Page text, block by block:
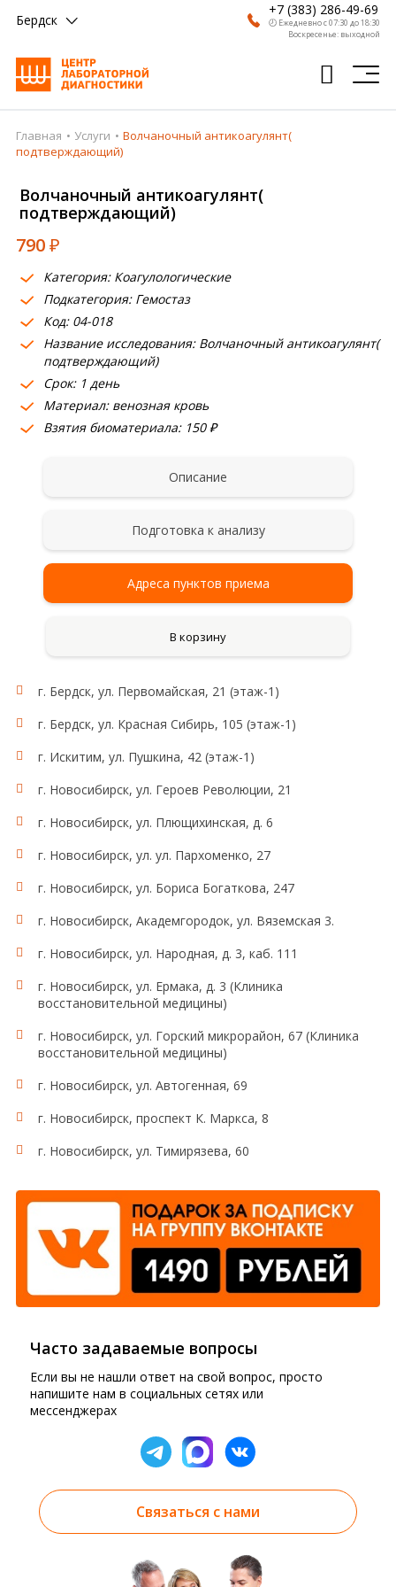
Бердск
+7 (383) 286-49-69
🕗 Ежедневно с 07:30 до 18:30
Воскресенье: выходной
Главная
Врачи
Получить результат
Пациентам
О компании
Где сдать
Партнерам
Главная Услуги
Волчаночный антикоагулянт(
подтверждающий)
Волчаночный антикоагулянт(
подтверждающий)
790₽
Категория: Коагулологические
Подкатегория: Гемостаз
Код: 04-018
Название исследования: Волчаночный антикоагулянт(
подтверждающий)
Срок: 1 день
Материал: венозная кровь
Взятия биоматериала: 150 ₽
Описание
Подготовка к анализу
Адреса пунктов приема
В корзину
г. Бердск, ул. Первомайская, 21 (этаж-1)
г. Бердск, ул. Красная Сибирь, 105 (этаж-1)
г. Искитим, ул. Пушкина, 42 (этаж-1)
г. Новосибирск, ул. Героев Революции, 21
г. Новосибирск, ул. Плющихинская, д. 6
г. Новосибирск, ул. ул. Пархоменко, 27
г. Новосибирск, ул. Бориса Богаткова, 247
г. Новосибирск, Академгородок, ул. Вяземская 3.
г. Новосибирск, ул. Народная, д. 3, каб. 111
г. Новосибирск, ул. Ермака, д. 3 (Клиника
восстановительной медицины)
г. Новосибирск, ул. Горский микрорайон, 67 (Клиника
восстановительной медицины)
г. Новосибирск, ул. Автогенная, 69
г. Новосибирск, проспект К. Маркса, 8
г. Новосибирск, ул. Тимирязева, 60
Часто задаваемые вопросы
Если вы не нашли ответ на свой вопрос, просто
напишите нам в социальных сетях или
мессенджерах
Связаться с нами